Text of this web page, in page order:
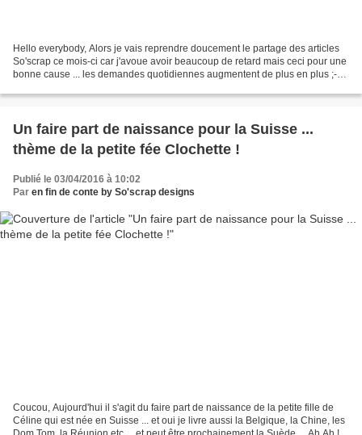
Hello everybody, Alors je vais reprendre doucement le partage des articles
So'scrap ce mois-ci car j'avoue avoir beaucoup de retard mais ceci pour une
bonne cause ... les demandes quotidiennes augmentent de plus en plus ;-)
Un faire part de naissance pour la Suisse ...
thème de la petite fée Clochette !
Publié le 03/04/2016 à 10:02
Par en fin de conte by So'scrap designs
Coucou, Aujourd'hui il s'agit du faire part de naissance de la petite fille de
Céline qui est née en Suisse ... et oui je livre aussi la Belgique, la Chine, les